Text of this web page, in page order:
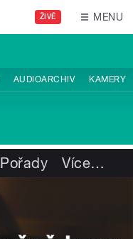
ŽIVĚ MENU
AUDIOARCHIV KAMERY
Pořady Více…